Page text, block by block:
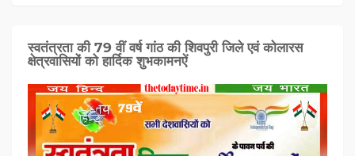
स्वतंत्रता की 79 वीं वर्ष गांठ की शिवपुरी जिले एवं कोलारस
क्षेत्रवासियों को हार्दिक शुभकामनऐं